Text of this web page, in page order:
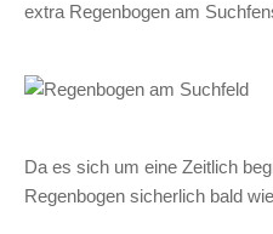
extra Regenbogen am
Da es sich um eine Zeitlich
Regenbogen sicherlich bald